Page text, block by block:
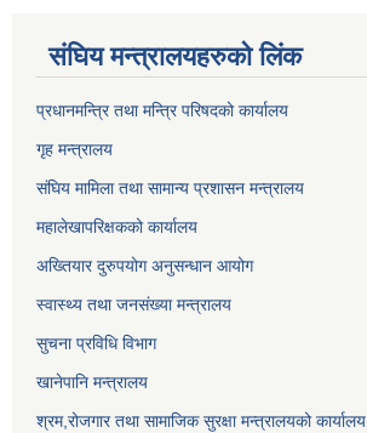
संघिय मन्त्र‍ालयहरुको लिंक
प्रधानमन्त्रि तथा मन्त्रि परिषदको कार्यालय
गृह मन्त्रालय
संघिय मामिला तथा सामान्य प्रशासन मन्त्रालय
महालेखापरिक्षकको कार्यालय
अख्तियार दुरुपयोग अनुसन्धान आयोग
स्वास्थ्य तथा जनसंख्या मन्त्रालय
सुचना प्रविधि विभाग
खानेपानि मन्त्रालय
श्रम,रोजगार तथा सामाजिक सुरक्षा मन्त्रालयको कार्यालय